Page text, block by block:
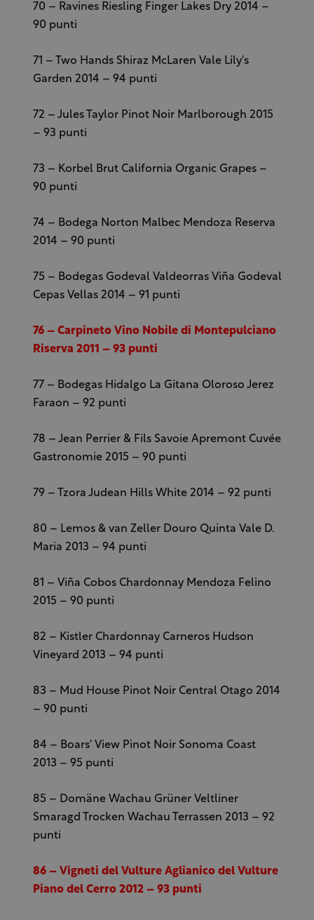
70 – Ravines Riesling Finger Lakes Dry 2014 –
90 punti
71 – Two Hands Shiraz McLaren Vale Lily's
Garden 2014 – 94 punti
72 – Jules Taylor Pinot Noir Marlborough 2015
– 93 punti
73 – Korbel Brut California Organic Grapes –
90 punti
74 – Bodega Norton Malbec Mendoza Reserva
2014 – 90 punti
75 – Bodegas Godeval Valdeorras Viña Godeval
Cepas Vellas 2014 – 91 punti
76 – Carpineto Vino Nobile di Montepulciano
Riserva 2011 – 93 punti
77 – Bodegas Hidalgo La Gitana Oloroso Jerez
Faraon – 92 punti
78 – Jean Perrier & Fils Savoie Apremont Cuvée
Gastronomie 2015 – 90 punti
79 – Tzora Judean Hills White 2014 – 92 punti
80 – Lemos & van Zeller Douro Quinta Vale D.
Maria 2013 – 94 punti
81 – Viña Cobos Chardonnay Mendoza Felino
2015 – 90 punti
82 – Kistler Chardonnay Carneros Hudson
Vineyard 2013 – 94 punti
83 – Mud House Pinot Noir Central Otago 2014
– 90 punti
84 – Boars' View Pinot Noir Sonoma Coast
2013 – 95 punti
85 – Domäne Wachau Grüner Veltliner
Smaragd Trocken Wachau Terrassen 2013 – 92
punti
86 – Vigneti del Vulture Aglianico del Vulture
Piano del Cerro 2012 – 93 punti